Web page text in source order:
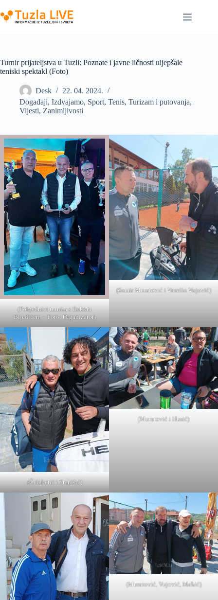
to
content
Turnir prijateljstva u Tuzli: Poznate i javne ličnosti uljepšale
teniski spektakl (Foto)
Desk
22. 04. 2024.
Događaji, Izdvajamo, Sport, Tenis, Turizam i putovanja,
Vijesti, Zanimljivosti
(Pobjednici turnira s Enkom
Bijedićem – Foto: Organizator)
(Samir Muratović i Veselin Vujović)
(Čeleketić i Stanišić)
(Muratović i Husić)
(Muratović, Vujović, Mehić)